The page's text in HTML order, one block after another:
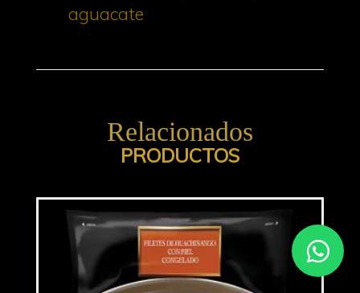
aguacate
Relacionados
PRODUCTOS